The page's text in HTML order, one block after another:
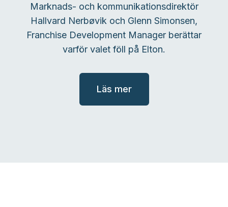
Marknads- och kommunikationsdirektör
Hallvard Nerbøvik och Glenn Simonsen,
Franchise Development Manager berättar
varför valet föll på Elton.
Läs mer